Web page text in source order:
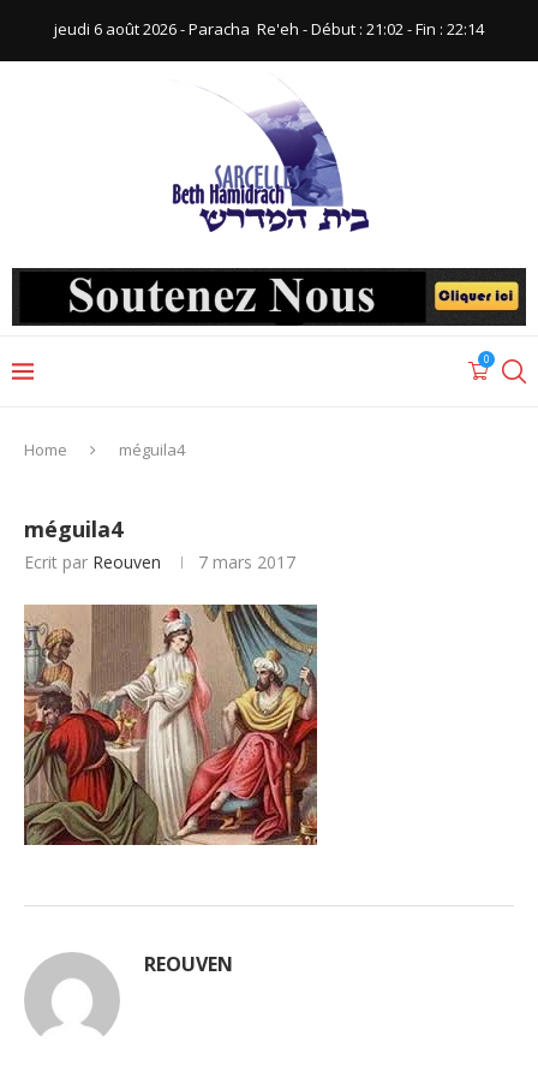
jeudi 6 août 2026 - Paracha ‪ Re'eh‬ - Début : 21:02‬ - Fin : ‪22:14‬
0
Home méguila4
méguila4
Ecrit par Reouven 7 mars 2017
REOUVEN